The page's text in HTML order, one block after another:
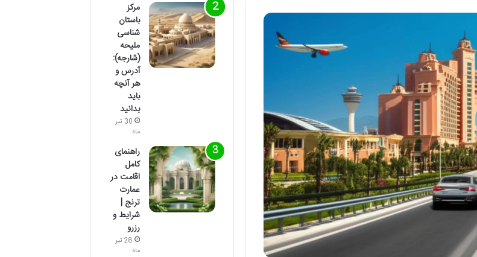
مرکز
باستان
شناسی
ملیحه
(شارجه):
آدرس و
هر آنچه
باید
بدانید
30 تیر
ماه
راهنمای
کامل
اقامت در
عمارت
ترنج |
شرایط و
رزرو
28 تیر
ماه